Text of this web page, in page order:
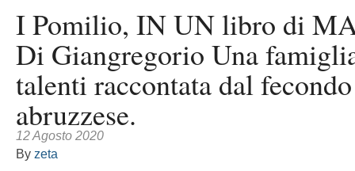
I Pomilio, IN UN libro di
Di Giangregorio Una
talenti raccontata dal
abruzzese.
12 Agosto 2020
By zeta